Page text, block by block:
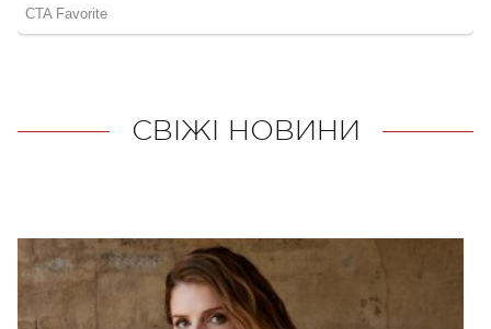
СВІЖІ НОВИНИ